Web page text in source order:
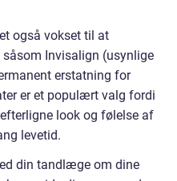
også vokset til at
Invisalign (usynlige
erstatning for
er et populært valg fordi
look og følelse af
levetid.
din tandlæge om dine